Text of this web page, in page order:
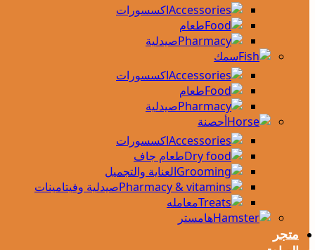
اكسسورات
طعام
صيدلية
سمك
اكسسورات
طعام
صيدلية
أحصنة
اكسسورات
طعام جاف
العناية والتجميل
صيدلية وفيتامينات
معامله
هامستر
متجر